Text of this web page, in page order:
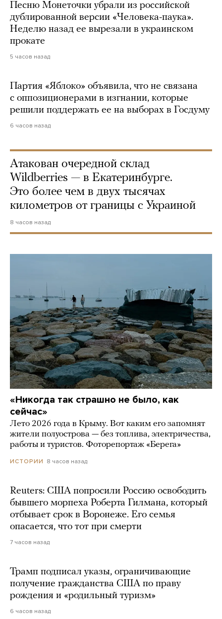
Песню Монеточки убрали из российской
дублированной версии «Человека-паука».
Неделю назад ее вырезали в украинском
прокате
5 часов назад
Партия «Яблоко» объявила, что не связана
с оппозиционерами в изгнании, которые
решили поддержать ее на выборах в Госдуму
6 часов назад
Атакован очередной склад
Wildberries — в Екатеринбурге.
Это более чем в двух тысячах
километров от границы с Украиной
8 часов назад
«Никогда так страшно не было, как
сейчас»
Лето 2026 года в Крыму. Вот каким его запомнят
жители полуострова — без топлива, электричества,
работы и туристов. Фоторепортаж «Берега»
ИСТОРИИ 8 часов назад
Reuters: США попросили Россию освободить
бывшего морпеха Роберта Гилмана, который
отбывает срок в Воронеже. Его семья
опасается, что тот при смерти
7 часов назад
Трамп подписал указы, ограничивающие
получение гражданства США по праву
рождения и «родильный туризм»
6 часов назад